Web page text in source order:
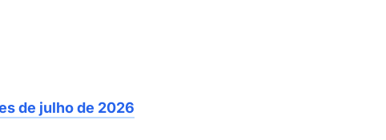
de julho de 2026